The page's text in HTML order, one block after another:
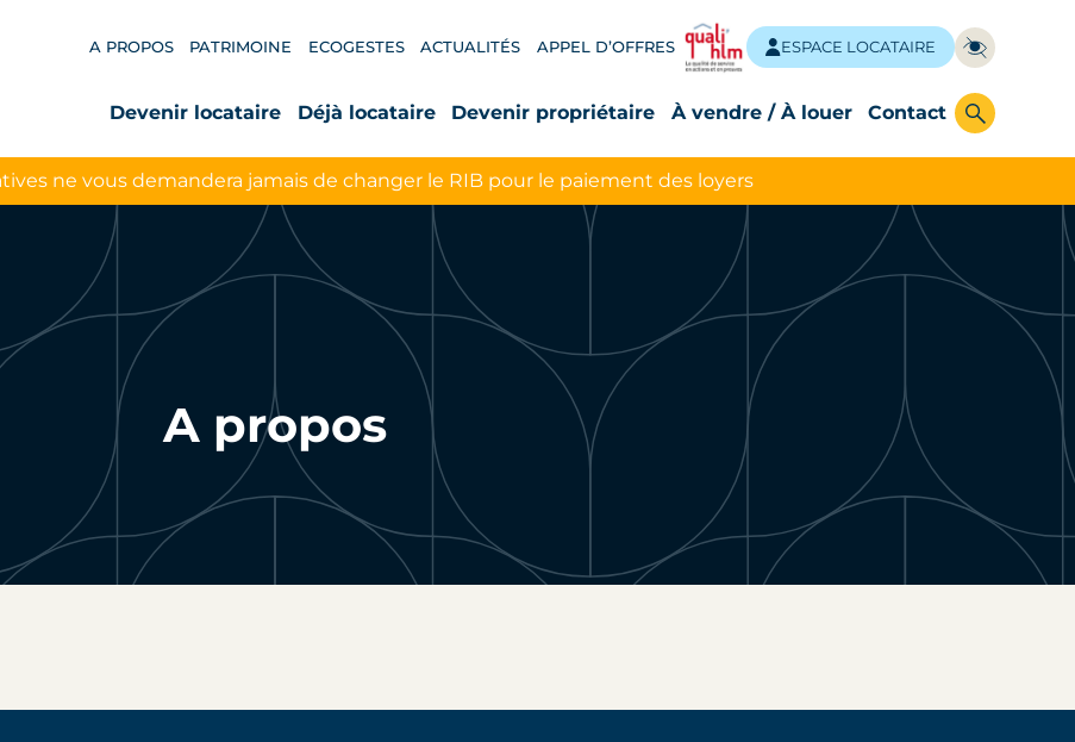
A PROPOS PATRIMOINE ECOGESTES ACTUALITÉS APPEL D’OFFRES ESPACE LOCATAIRE
Devenir locataire Déjà locataire Devenir propriétaire À vendre / À louer Contact
ne vous demandera jamais de changer le RIB pour le paiement des loyers
A propos